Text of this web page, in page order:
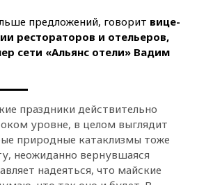
предложений, говорит вице-
рестораторов и отельеров,
сети «Альянс отели» Вадим
праздники действительно
уровне, в целом выглядит
природные катаклизмы тоже
неожиданно вернувшаяся
надеяться, что майские